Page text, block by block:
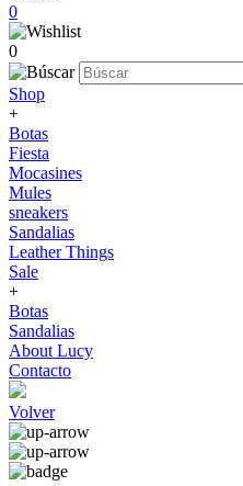
0
0
Shop
+
Botas
Fiesta
Mocasines
Mules
sneakers
Sandalias
Leather Things
Sale
+
Botas
Sandalias
About Lucy
Contacto
Volver